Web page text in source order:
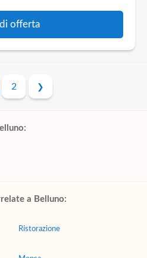
offerta
2
a Belluno:
Ristorazione